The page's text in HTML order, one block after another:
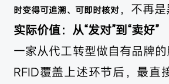
时变得可追溯、可即时核对，不再是
实际价值：从“发对”到“卖好”
一家从代工转型做自有品牌
RFID覆盖上述环节后，最直